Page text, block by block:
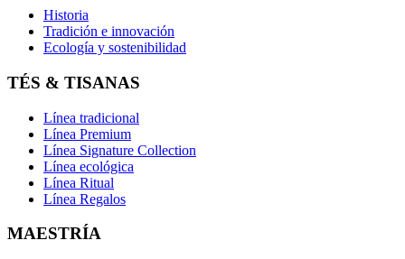
Historia
Tradición e innovación
Ecología y sostenibilidad
TÉS & TISANAS
Línea tradicional
Línea Premium
Línea Signature Collection
Línea ecológica
Línea Ritual
Línea Regalos
MAESTRÍA